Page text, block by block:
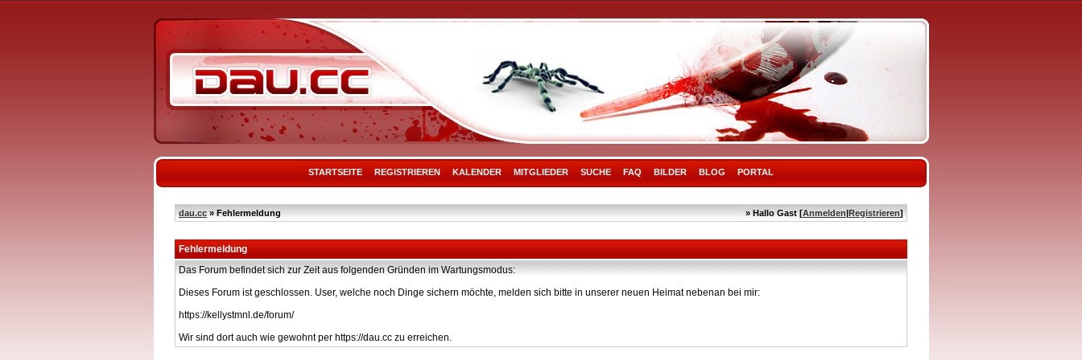
STARTSEITE REGISTRIEREN KALENDER MITGLIEDER SUCHE FAQ BILDER BLOG PORTAL
dau.cc » Fehlermeldung » Hallo Gast [Anmelden|Registrieren]
Fehlermeldung
Das Forum befindet sich zur Zeit aus folgenden Gründen im Wartungsmodus:
Dieses Forum ist geschlossen. User, welche noch Dinge sichern möchte, melden sich bitte in unserer neuen Heimat nebenan bei mir:
https://kellystmnl.de/forum/
Wir sind dort auch wie gewohnt per https://dau.cc zu erreichen.